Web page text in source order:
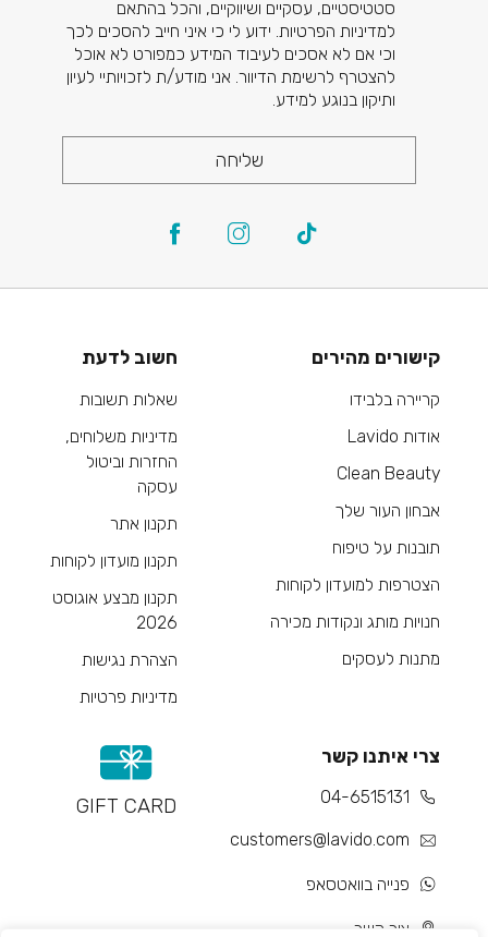
סטטיסטיים, עסקיים ושיווקיים, והכל בהתאם
למדיניות הפרטיות. ידוע לי כי איני חייב להסכים לכך
וכי אם לא אסכים לעיבוד המידע כמפורט לא אוכל
להצטרף לרשימת הדיוור. אני מודע/ת לזכויותיי לעיון
ותיקון בנוגע למידע.
שליחה
קישורים מהירים
קריירה בלבידו
אודות Lavido
Clean Beauty
אבחון העור שלך
תובנות על טיפוח
הצטרפות למועדון לקוחות
חנויות מותג ונקודות מכירה
מתנות לעסקים
חשוב לדעת
שאלות תשובות
מדיניות משלוחים,
החזרות וביטול
עסקה
תקנון אתר
תקנון מועדון לקוחות
תקנון מבצע אוגוסט
2026
הצהרת נגישות
מדיניות פרטיות
צרי איתנו קשר
04-6515131
customers@lavido.com
פנייה בוואטסאפ
צור קשר
GIFT CARD